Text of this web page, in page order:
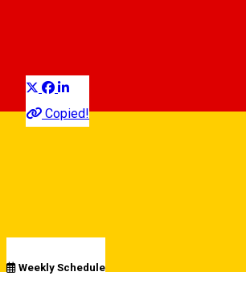
Copied!
08:00 - 22:00
Weekly Schedule